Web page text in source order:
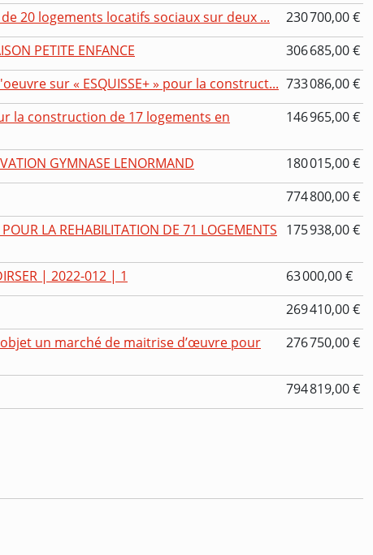
20 logements locatifs sociaux sur deux ...
230 700,00 €
PETITE ENFANCE
306 685,00 €
sur « ESQUISSE+ » pour la construct... 733 086,00 €
la construction de 17 logements en
146 965,00 €
GYMNASE LENORMAND
180 015,00 €
774 800,00 €
LA REHABILITATION DE 71 LOGEMENTS 175 938,00 €
| 2022-012 | 1
63 000,00 €
269 410,00 €
un marché de maitrise d’œuvre pour
276 750,00 €
794 819,00 €